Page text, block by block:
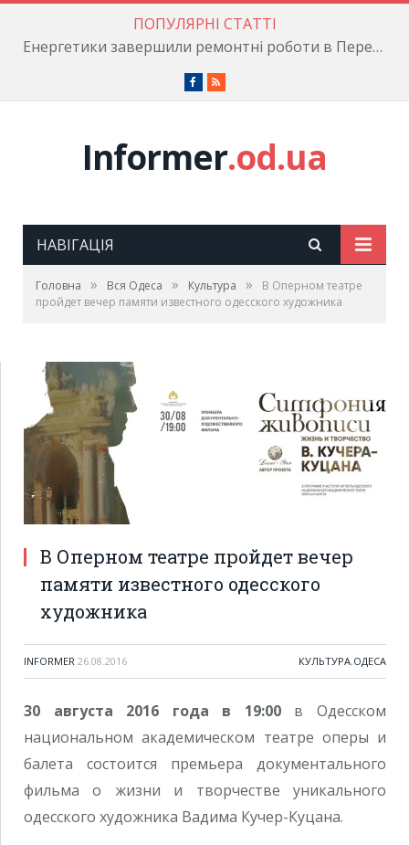
ПОПУЛЯРНІ СТАТТІ
Енергетики завершили ремонтні роботи в Пересипському районі
Facebook
RSS
Informer.od.ua
НАВІГАЦІЯ
Головна » Вся Одеса » Культура »
В Оперном театре
пройдет вечер памяти известного одесского художника
В Оперном театре пройдет вечер
памяти известного одесского
художника
INFORMER 26.08.2016 КУЛЬТУРА,ОДЕСА
30 августа 2016 года в 19:00в Одесском
национальном академическом театре оперы и
балета состоится премьера документального
фильма о жизни и творчестве уникального
одесского художника Вадима Кучер-Куцана.